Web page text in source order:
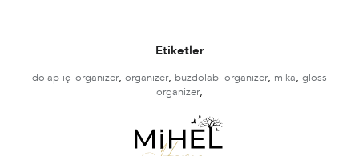
Etiketler
dolap içi organizer, organizer, buzdolabı organizer, mika, gloss
organizer,